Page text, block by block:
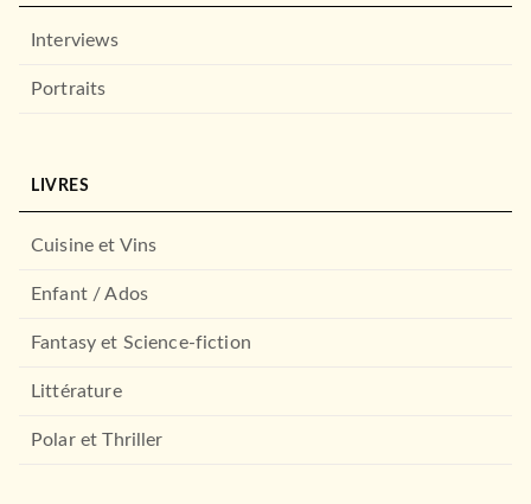
13/01/2021
BRAGELONNE
Le Cimeterre et l'Épée
BRAGELONNE
Interviews
Portraits
LIVRES
Cuisine et Vins
Enfant / Ados
Fantasy et Science-fiction
Littérature
Polar et Thriller